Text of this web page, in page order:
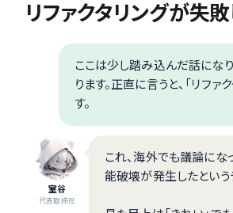
リファクタリングが失
ここは少し踏み込んだ話にな
ります。正直に言うと、「リフ
す。
室谷
代表取締役
これ、海外でも議論にな
能破壊が発生したという